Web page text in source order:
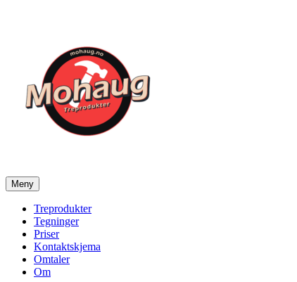
Mohaug Treprodukter
Salg av tegninger og treprodukter
Meny
Treprodukter
Tegninger
Priser
Kontaktskjema
Omtaler
Om